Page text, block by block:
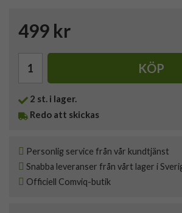
499 kr
KÖP
2 st. i lager.
Redo att skickas
Personlig service från vår kundtjänst
Snabba leveranser från vårt lager i
Officiell Comviq-butik